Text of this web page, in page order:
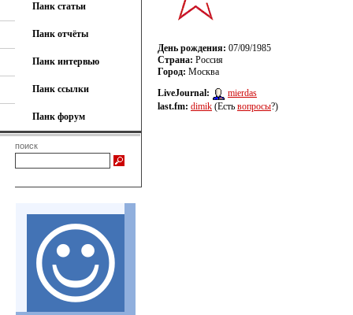
Панк статьи
Панк отчёты
Панк интервью
Панк ссылки
Панк форум
поиск
День рождения: 07/09/1985
Страна: Россия
Город: Москва
LiveJournal:
mierdas
last.fm: dimik (Есть вопросы?)